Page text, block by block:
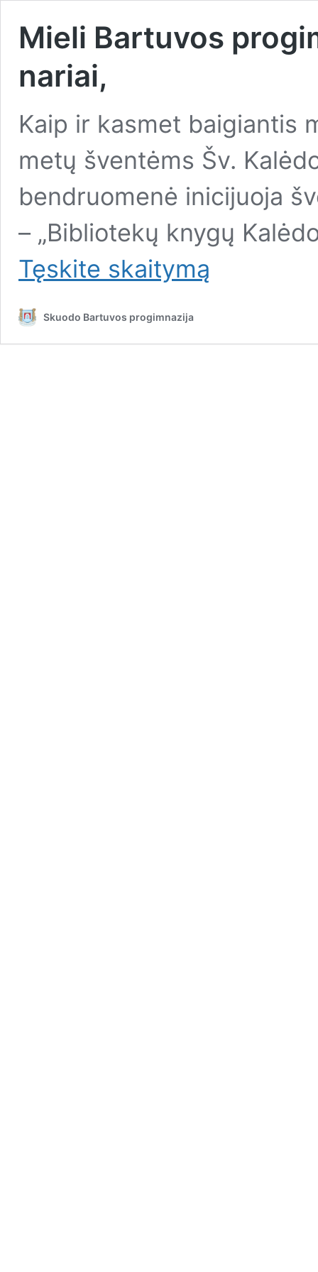
Mieli Bartuvos
nariai,
Kaip ir kasmet baigiantis
metų šventėms Šv.
bendruomenė inicijuoja
– „Bibliotekų knygų
Tęskite
Mieli
Bartuvos
nariai,
skaitymą
Skuodo Bartuvos progimnazija